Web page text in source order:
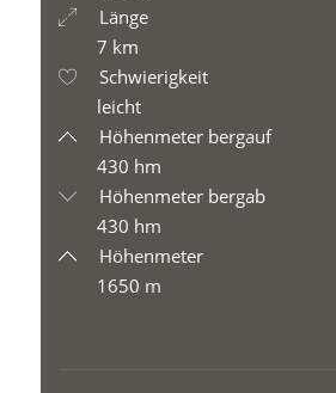
Länge
7 km
Schwierigkeit
leicht
Höhenmeter bergauf
430 hm
Höhenmeter bergab
430 hm
Höhenmeter
1650 m